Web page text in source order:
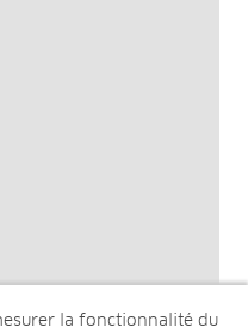
la fonctionnalité du